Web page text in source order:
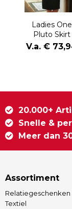
Ladies One
Pluto Skirt
V.a. €
20.000+
Snelle &
Meer dan
Assortiment
Relatiegeschenken
Textiel